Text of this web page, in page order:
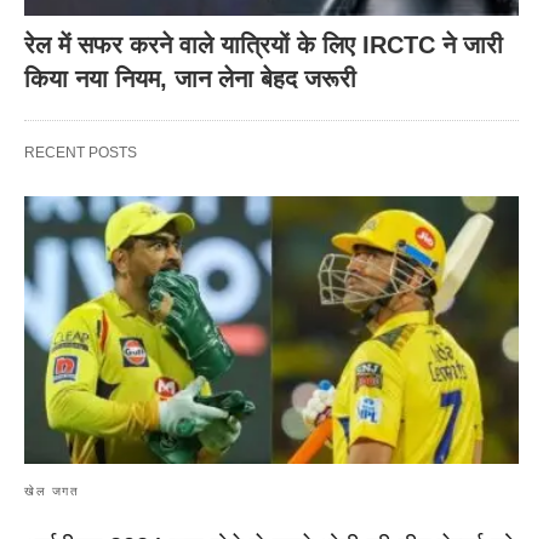
रेल में सफर करने वाले यात्रियों के लिए IRCTC ने जारी
किया नया नियम, जान लेना बेहद जरूरी
RECENT POSTS
खेल जगत